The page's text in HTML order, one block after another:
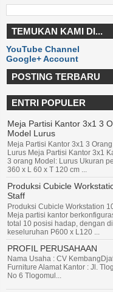
TEMUKAN KAMI DI...
YouTube Channel
Google+ Account
POSTING TERBARU
ENTRI POPULER
Meja Partisi Kantor 3x1 3
Model Lurus
Meja Partisi Kantor 3x1 3
Lurus Meja Partisi Kantor 3x1
3 orang Model: Lurus Ukuran
360 x L 60 x T 120 cm ...
Produksi Cubicle
Staff
Produksi Cubicle Workstation
Meja partisi kantor
total 10 posisi hadap, dengan
keseluruhan P600 x L120 ...
PROFIL PERUSAHAAN
Nama Usaha : CV
Furniture Alamat Kantor : Jl.
No 6 Tlogomul...